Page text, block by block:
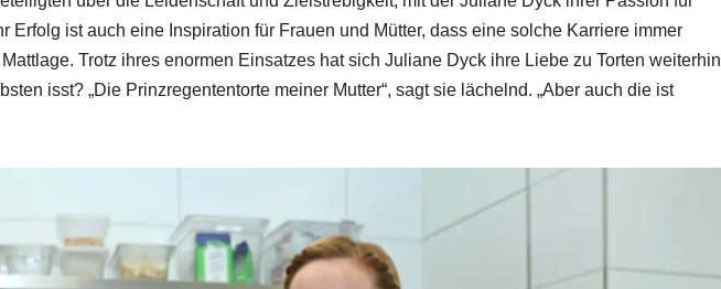
Erfolg ist auch eine Inspiration für Frauen und Mütter, dass eine solche Karriere immer
Trotz ihres enormen Einsatzes hat sich Juliane Dyck ihre Liebe zu Torten weiterhin
isst? „Die Prinzregententorte meiner Mutter“, sagt sie lächelnd. „Aber auch die ist